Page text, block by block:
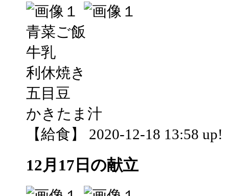
青菜ご飯
牛乳
利休焼き
五目豆
かきたま汁
【給食】 2020-12-18 13:58 up!
12月17日の献立